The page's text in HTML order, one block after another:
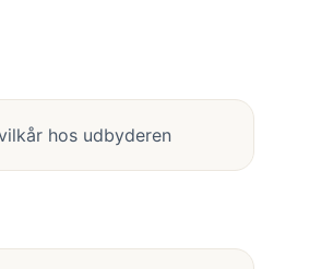
hos udbyderen